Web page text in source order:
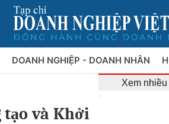
DOANH NGHIỆP - DOANH NHÂN
tạo và Khởi
Xem